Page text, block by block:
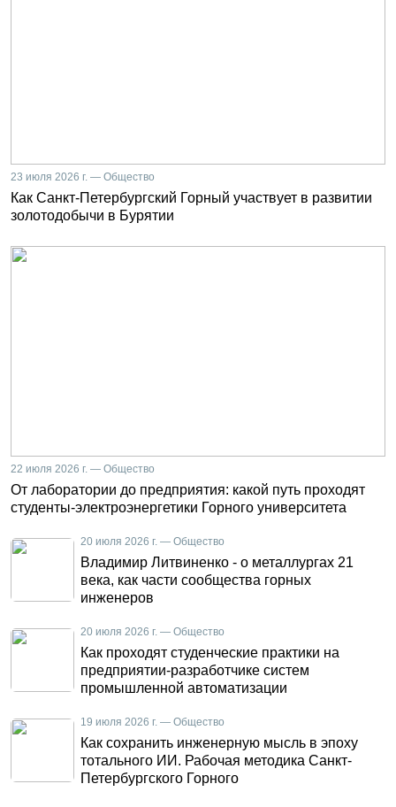
23 июля 2026 г. — Общество
Как Санкт-Петербургский Горный участвует в развитии
золотодобычи в Бурятии
22 июля 2026 г. — Общество
От лаборатории до предприятия: какой путь проходят
студенты-электроэнергетики Горного университета
20 июля 2026 г. — Общество
Владимир Литвиненко - о металлургах 21
века, как части сообщества горных
инженеров
20 июля 2026 г. — Общество
Как проходят студенческие практики на
предприятии-разработчике систем
промышленной автоматизации
19 июля 2026 г. — Общество
Как сохранить инженерную мысль в эпоху
тотального ИИ. Рабочая методика Санкт-
Петербургского Горного